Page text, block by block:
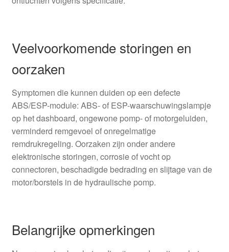
Veelvoorkomende storingen en
oorzaken
Symptomen die kunnen duiden op een defecte
ABS/ESP-module: ABS- of ESP-waarschuwingslampje
op het dashboard, ongewone pomp- of motorgeluiden,
verminderd remgevoel of onregelmatige
remdrukregeling. Oorzaken zijn onder andere
elektronische storingen, corrosie of vocht op
connectoren, beschadigde bedrading en slijtage van de
motor/borstels in de hydraulische pomp.
Belangrijke opmerkingen